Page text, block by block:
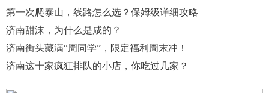
第一次爬泰山，线路怎么选？保姆级详细攻略
济南甜沫，为什么是咸的？
济南街头藏满“周同学”，限定福利周末冲！
济南这十家疯狂排队的小店，你吃过几家？